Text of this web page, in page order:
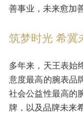
善事业，未来愈加
筑梦时光 希冀
多年来，天王表始
意度最高的腕表品
社会公益性最高的
牌，以及品牌未来